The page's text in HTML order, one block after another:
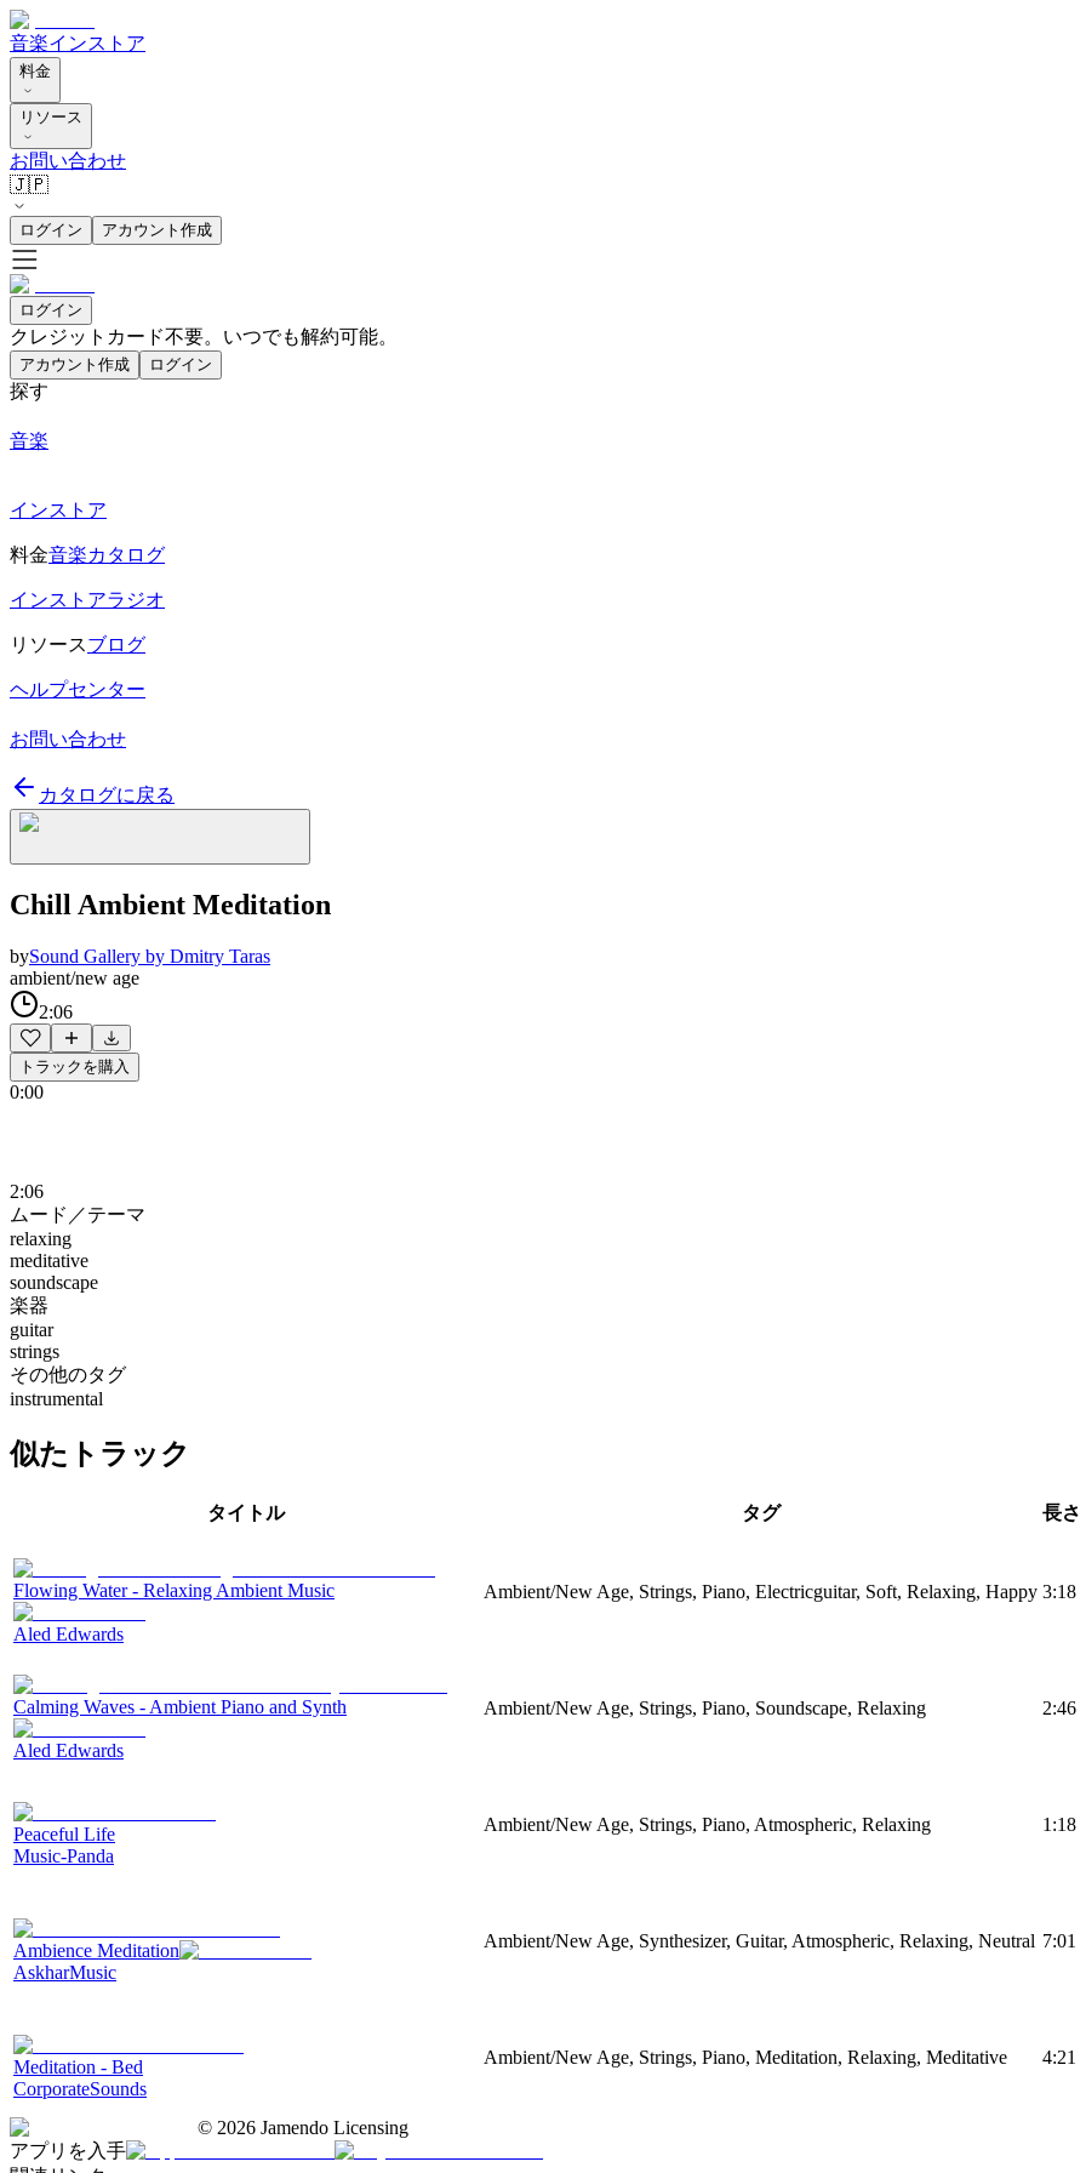
音楽インストア
料金
リソース
お問い合わせ
🇯🇵
ログイン アカウント作成
ログイン
クレジットカード不要。いつでも解約可能。
アカウント作成 ログイン
探す
音楽
インストア
料金音楽カタログ
インストアラジオ
リソースブログ
ヘルプセンター
お問い合わせ
カタログに戻る
Chill Ambient Meditation
bySound Gallery by Dmitry Taras
ambient/new age
2:06
トラックを購入
0:00
2:06
ムード／テーマ
relaxing
meditative
soundscape
楽器
guitar
strings
その他のタグ
instrumental
似たトラック
タイトル タグ 長さ
Flowing Water - Relaxing Ambient Music
Aled Edwards
Ambient/New Age, Strings, Piano, Electricguitar, Soft, Relaxing, Happy 3:18
Calming Waves - Ambient Piano and Synth
Aled Edwards
Ambient/New Age, Strings, Piano, Soundscape, Relaxing 2:46
Peaceful Life
Music-Panda
Ambient/New Age, Strings, Piano, Atmospheric, Relaxing 1:18
Ambience Meditation
AskharMusic
Ambient/New Age, Synthesizer, Guitar, Atmospheric, Relaxing, Neutral 7:01
Meditation - Bed
CorporateSounds
Ambient/New Age, Strings, Piano, Meditation, Relaxing, Meditative 4:21
© 2026 Jamendo Licensing
アプリを入手